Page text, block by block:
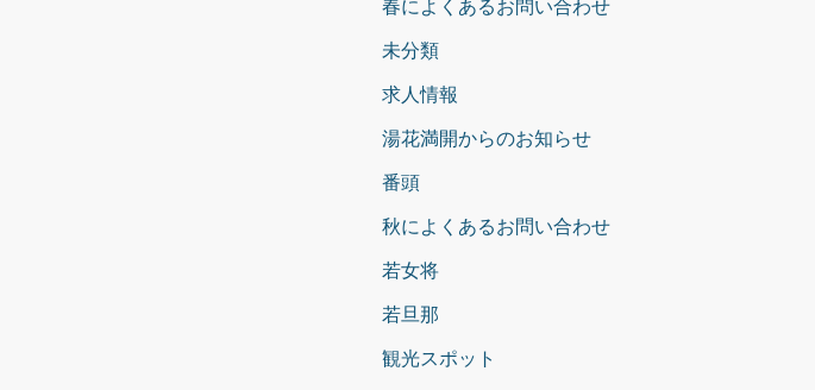
春によくあるお問い合わせ
未分類
求人情報
湯花満開からのお知らせ
番頭
秋によくあるお問い合わせ
若女将
若旦那
観光スポット